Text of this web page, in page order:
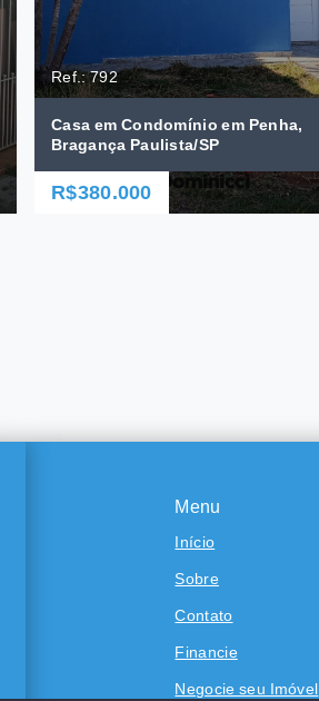
Ref.: 792
Casa em Condomínio em Penha,
Bragança Paulista/SP
R$380.000
Penha - Bragança
Menu
Início
Sobre
Contato
Financie
Negocie seu Imóvel